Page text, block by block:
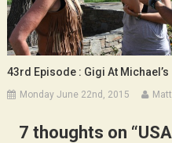
43rd Episode : Gigi At Michael’s
Monday June 22nd, 2015
7 thoughts on “